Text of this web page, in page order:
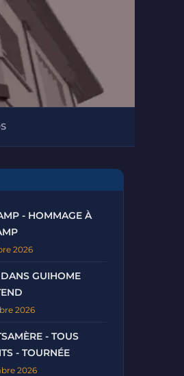
- HOMMAGE À
2026
GUIHOME
2026
- TOUS
- TOURNÉE
2026